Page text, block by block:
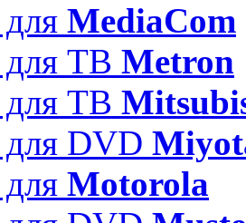
MediaCom
ТВ Metron
TB
DVD
Motorola